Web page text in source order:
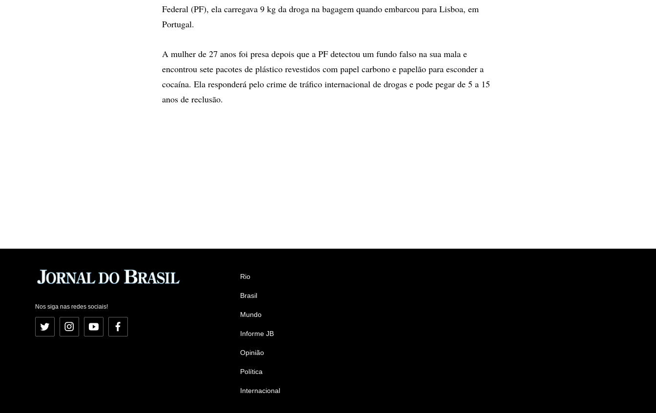
Federal (PF), ela carregava 9 kg da droga na bagagem quando embarcou para Lisboa, em
Portugal.
A mulher de 27 anos foi presa depois que a PF detectou um fundo falso na sua mala e
encontrou sete pacotes de plástico revestidos com papel carbono e papelão para esconder a
cocaína. Ela responderá pelo crime de tráfico internacional de drogas e pode pegar de 5 a 15
anos de reclusão.
Nos siga nas redes sociais!
Twitter InstagramYouTubeFacebook
Rio
Brasil
Mundo
Informe JB
Opinião
Política
Internacional